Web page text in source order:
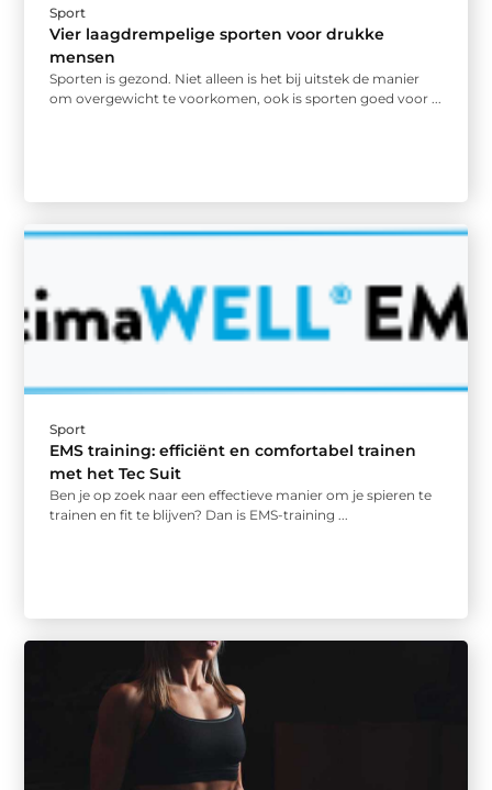
Sport
Vier laagdrempelige sporten voor drukke
mensen
Sporten is gezond. Niet alleen is het bij uitstek de manier
om overgewicht te voorkomen, ook is sporten goed voor ...
Sport
EMS training: efficiënt en comfortabel trainen
met het Tec Suit
Ben je op zoek naar een effectieve manier om je spieren te
trainen en fit te blijven? Dan is EMS-training ...